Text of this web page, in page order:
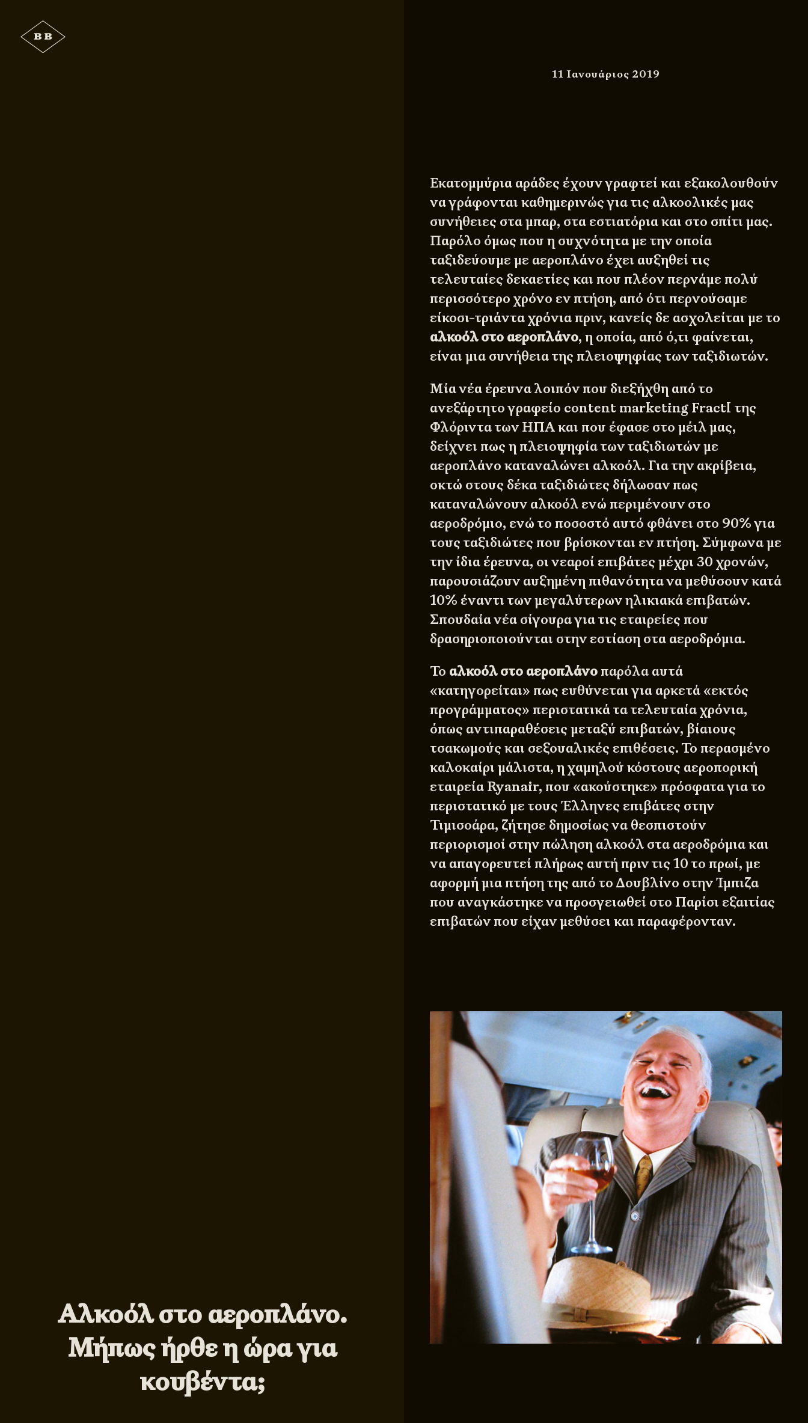
Αλκοόλ στο αεροπλάνο.
Μήπως ήρθε η ώρα για
κουβέντα;
11 Ιανουάριος 2019
Εκατομμύρια αράδες έχουν γραφτεί και εξακολουθούν
να γράφονται καθημερινώς για τις αλκοολικές μας
συνήθειες στα μπαρ, στα εστιατόρια και στο σπίτι μας.
Παρόλο όμως που η συχνότητα με την οποία
ταξιδεύουμε με αεροπλάνο έχει αυξηθεί τις
τελευταίες δεκαετίες και που πλέον περνάμε πολύ
περισσότερο χρόνο εν πτήση, από ότι περνούσαμε
είκοσι-τριάντα χρόνια πριν, κανείς δε ασχολείται με το
αλκοόλ στο αεροπλάνο, η οποία, από ό,τι φαίνεται,
είναι μια συνήθεια της πλειοψηφίας των ταξιδιωτών.
Μία νέα έρευνα λοιπόν που διεξήχθη από το
ανεξάρτητο γραφείο content marketing Fractl της
Φλόριντα των ΗΠΑ και που έφασε στο μέιλ μας,
δείχνει πως η πλειοψηφία των ταξιδιωτών με
αεροπλάνο καταναλώνει αλκοόλ. Για την ακρίβεια,
οκτώ στους δέκα ταξιδιώτες δήλωσαν πως
καταναλώνουν αλκοόλ ενώ περιμένουν στο
αεροδρόμιο, ενώ το ποσοστό αυτό φθάνει στο 90% για
τους ταξιδιώτες που βρίσκονται εν πτήση. Σύμφωνα με
την ίδια έρευνα, οι νεαροί επιβάτες μέχρι 30 χρονών,
παρουσιάζουν αυξημένη πιθανότητα να μεθύσουν κατά
10% έναντι των μεγαλύτερων ηλικιακά επιβατών.
Σπουδαία νέα σίγουρα για τις εταιρείες που
δρασηριοποιούνται στην εστίαση στα αεροδρόμια.
Το αλκοόλ στο αεροπλάνο παρόλα αυτά
«κατηγορείται» πως ευθύνεται για αρκετά «εκτός
προγράμματος» περιστατικά τα τελευταία χρόνια,
όπως αντιπαραθέσεις μεταξύ επιβατών, βίαιους
τσακωμούς και σεξουαλικές επιθέσεις. Το περασμένο
καλοκαίρι μάλιστα, η χαμηλού κόστους αεροπορική
εταιρεία Ryanair, που «ακούστηκε» πρόσφατα για το
περιστατικό με τους Έλληνες επιβάτες στην
Τιμισοάρα, ζήτησε δημοσίωςνα θεσπιστούν
περιορισμοί στην πώληση αλκοόλ στα αεροδρόμια και
να απαγορευτεί πλήρως αυτή πριν τις 10 το πρωί, με
αφορμή μια πτήση της από το Δουβλίνο στην Ίμπιζα
που αναγκάστηκε να προσγειωθεί στο Παρίσι εξαιτίας
επιβατών που είχαν μεθύσει και παραφέρονταν.